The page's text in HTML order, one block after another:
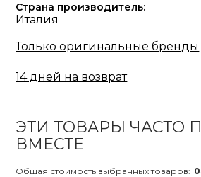
Страна производитель:
Италия
Только оригинальные бренды
14 дней на возврат
ЭТИ ТОВАРЫ ЧАСТО
ВМЕСТЕ
Общая стоимость выбранных товаров: